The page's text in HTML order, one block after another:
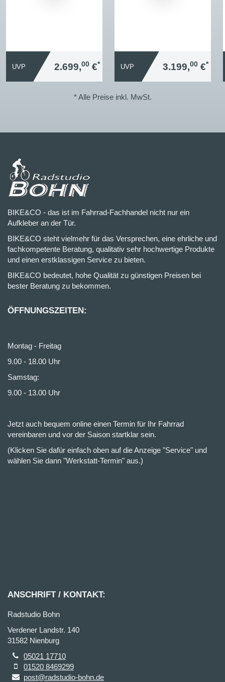
UVP 2.699,00 €* UVP 3.199,00 €*
* Alle Preise inkl. MwSt.
BIKE&CO - das ist im Fahrrad-Fachhandel nicht nur ein
Aufkleber an der Tür.
BIKE&CO steht vielmehr für das Versprechen, eine ehrliche und
fachkompetente Beratung, qualitativ sehr hochwertige Produkte
und einen erstklassigen Service zu bieten.
BIKE&CO bedeutet, hohe Qualität zu günstigen Preisen bei
bester Beratung zu bekommen.
ÖFFNUNGSZEITEN:
Montag - Freitag
9.00 - 18.00 Uhr
Samstag:
9.00 - 13.00 Uhr
Jetzt auch bequem online einen Termin für Ihr Fahrrad
vereinbaren und vor der Saison startklar sein.
(Klicken Sie dafür einfach oben auf die Anzeige "Service" und
wählen Sie dann "Werkstatt-Termin" aus.)
ANSCHRIFT / KONTAKT:
Radstudio Bohn
Verdener Landstr. 140
31582 Nienburg
05021 17710
01520 8469299
post@radstudio-bohn.de